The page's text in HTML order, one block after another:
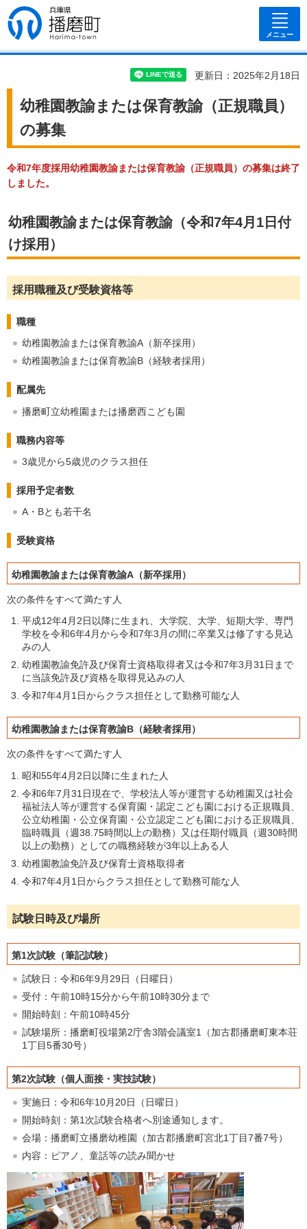
兵庫県 播磨
町
メニュー
更新日：2025年2月18日
幼稚園教諭または保育教諭（正規職員）
の募集
令和7年度採用幼稚園教諭または保育教諭（正規職員）の募集は終了
しました。
幼稚園教諭または保育教諭（令和7年4月1日付
け採用）
採用職種及び受験資格等
職種
幼稚園教諭または保育教諭A（新卒採用）
幼稚園教諭または保育教諭B（経験者採用）
配属先
播磨町立幼稚園または播磨西こども園
職務内容等
3歳児から5歳児のクラス担任
採用予定者数
A・Bとも若干名
受験資格
幼稚園教諭または保育教諭A（新卒採用）
次の条件をすべて満たす人
平成12年4月2日以降に生まれ、大学院、大学、短期大学、専門
学校を令和6年4月から令和7年3月の間に卒業又は修了する見込
みの人
幼稚園教諭免許及び保育士資格取得者又は令和7年3月31日まで
に当該免許及び資格を取得見込みの人
令和7年4月1日からクラス担任として勤務可能な人
幼稚園教諭または保育教諭B（経験者採用）
次の条件をすべて満たす人
昭和55年4月2日以降に生まれた人
令和6年7月31日現在で、学校法人等が運営する幼稚園又は社会
福祉法人等が運営する保育園・認定こども園における正規職員、
公立幼稚園・公立保育園・公立認定こども園における正規職員、
臨時職員（週38.75時間以上の勤務）又は任期付職員（週30時間
以上の勤務）としての職務経験が3年以上ある人
幼稚園教諭免許及び保育士資格取得者
令和7年4月1日からクラス担任として勤務可能な人
試験日時及び場所
第1次試験（筆記試験）
試験日：令和6年9月29日（日曜日）
受付：午前10時15分から午前10時30分まで
開始時刻：午前10時45分
試験場所：播磨町役場第2庁舎3階会議室1（加古郡播磨町東本荘
1丁目5番30号）
第2次試験（個人面接・実技試験）
実施日：令和6年10月20日（日曜日）
開始時刻：第1次試験合格者へ別途通知します。
会場：播磨町立播磨幼稚園（加古郡播磨町宮北1丁目7番7号）
内容：ピアノ、童話等の読み聞かせ